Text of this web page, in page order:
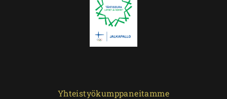
Yhteistyökumppaneitamme